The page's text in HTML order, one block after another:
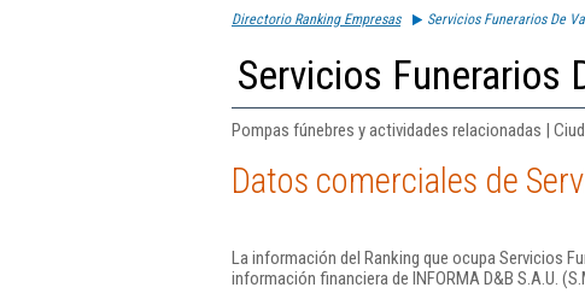
Directorio Ranking Empresas Servicios Funerarios De
Servicios Funerarios
Pompas fúnebres y actividades relacionadas |
Datos comerciales de
La información del Ranking que ocupa Servicios
información financiera de INFORMA D&B S.A.U.